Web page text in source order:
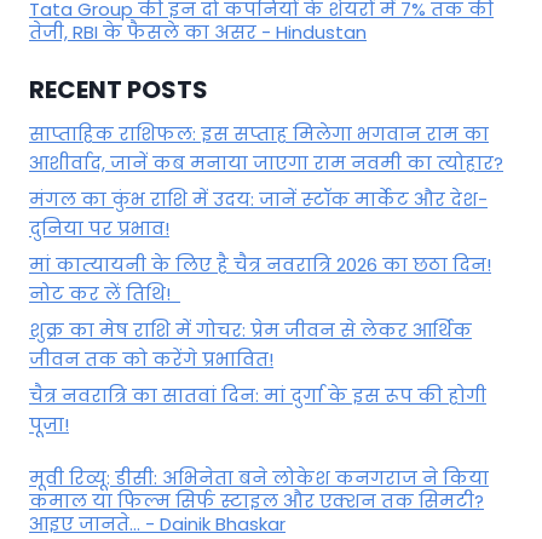
Tata Group की इन दो कंपनियों के शेयरों में 7% तक की
तेजी, RBI के फैसले का असर - Hindustan
RECENT POSTS
साप्ताहिक राशिफल: इस सप्ताह मिलेगा भगवान राम का
आशीर्वाद, जानें कब मनाया जाएगा राम नवमी का त्योहार?
मंगल का कुंभ राशि में उदय: जानें स्‍टॉक मार्केट और देश-
दुनिया पर प्रभाव!
मां कात्‍यायनी के लिए है चैत्र नवरात्रि 2026 का छठा दिन!
नोट कर लें तिथि!
शुक्र का मेष राशि में गोचर: प्रेम जीवन से लेकर आर्थिक
जीवन तक को करेंगे प्रभावित!
चैत्र नवरात्रि का सातवां दिन: मां दुर्गा के इस रूप की होगी
पूजा!
मूवी रिव्यू: डीसी: अभिनेता बने लोकेश कनगराज ने किया
कमाल या फिल्म सिर्फ स्टाइल और एक्शन तक सिमटी?
आइए जानते... - Dainik Bhaskar